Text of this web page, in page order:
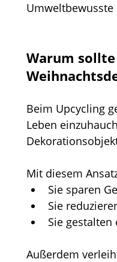
Warum
Beim Upcycling
Leben
Mit diesem
Sie sparen
Sie
Sie
Außerdem